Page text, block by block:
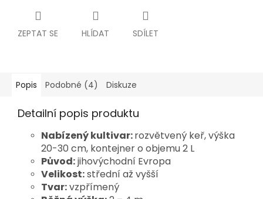
ZEPTAT SE HLÍDAT SDÍLET
Popis Podobné (4) Diskuze
Detailní popis produktu
Nabízený kultivar:rozvětvený keř, výška
20-30 cm, kontejner o objemu 2 L
Původ:jihovýchodní Evropa
Velikost:střední až vyšší
Tvar:vzpřímený